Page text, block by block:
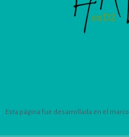
Esta página fue desarrollada en el